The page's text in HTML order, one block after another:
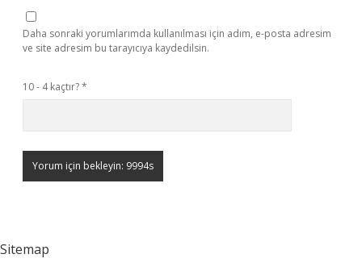
Daha sonraki yorumlarımda kullanılması için adım, e-posta adresim
ve site adresim bu tarayıcıya kaydedilsin.
10 - 4 kaçtır?*
Sitemap